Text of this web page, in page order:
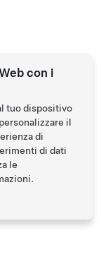
con i
tuo dispositivo
il
di
di dati
le